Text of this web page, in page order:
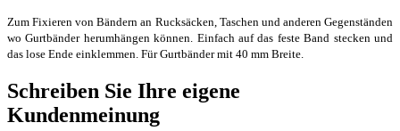
Zum Fixieren von Bändern an Rucksäcken, Taschen und anderen Gegenständen
wo Gurtbänder herumhängen können. Einfach auf das feste Band stecken und
das lose Ende einklemmen. Für Gurtbänder mit 40 mm Breite.
Schreiben Sie Ihre eigene
Kundenmeinung